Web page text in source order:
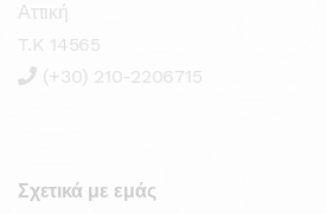
Αττική
T.K 14565
(+30) 210-2206715
Σχετικά με εμάς